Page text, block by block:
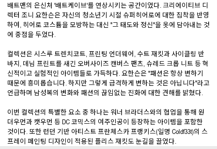
배트맨의 은신처 '배트케이브'를 연상시키는 공간이었다. 크리에이티브 디
렉터 조니 요한슨은 자신의 청소년기 시절 슈퍼히어로에 대한 집착을 반영
하여, 히어로 코스튬을 모방하는 대신 "그 태도와 정신"을 옷에 담아내는 것
에 중점을 두었다.
컬렉션은 시스루 트렌치코트, 프린팅 언더웨어, 수트 재킷과 사이클링 반
바지, 데님 프린트를 새긴 오버사이즈 캔버스 팬츠, 슈레드 크롭 니트 등 혁
신적이고 실험적인 아이템들로 가득하다. 요한슨은 "패션은 항상 변하기
때문에 흥미롭습니다. 하지만 그렇게 급격하게 변하는 것은 아닙니다"라고
언급하며 남성복의 변화와 패션의 끊임없는 진화에 대한 견해를 밝혔다.
이번 컬렉션의 특별한 요소 중 하나는 워너 브라더스와의 협업을 통해 원
더우먼과 캣우먼 등 DC 코믹스의 여주인공이 등장하는 아이템을 포함한
것이다. 또한 런던 기반 아티스트 프란체스카 프랭키스(일명 Coldf33t)의 스
프레이 페인팅 디자인이 적용된 플리스 재킷도 눈길을 끌었다.